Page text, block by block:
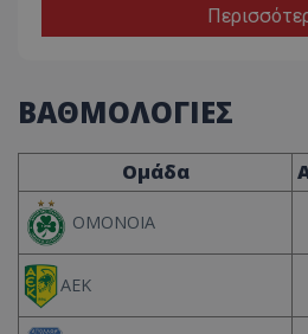
ΒΑΘΜΟΛΟΓΙΕΣ
Ομάδα
ΟΜΟΝΟΙΑ
ΑΕΚ